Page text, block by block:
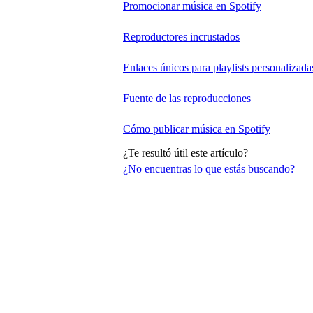
¿No encuentras lo que estás buscando?
Promocionar música en Spotify
Reproductores incrustados
Enlaces únicos para playlists
Fuente de las reproducciones
Cómo publicar música en Spotify
¿Te resultó útil este artículo?